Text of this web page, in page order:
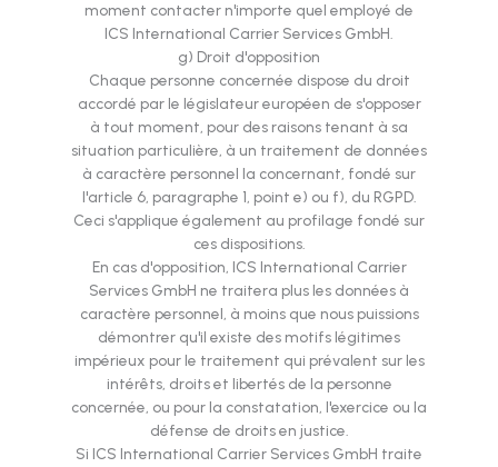
moment contacter n'importe quel employé de
ICS International Carrier Services GmbH.
g) Droit d'opposition
Chaque personne concernée dispose du droit
accordé par le législateur européen de s'opposer
à tout moment, pour des raisons tenant à sa
situation particulière, à un traitement de données
à caractère personnel la concernant, fondé sur
l'article 6, paragraphe 1, point e) ou f), du RGPD.
Ceci s'applique également au profilage fondé sur
ces dispositions.
En cas d'opposition, ICS International Carrier
Services GmbH ne traitera plus les données à
caractère personnel, à moins que nous puissions
démontrer qu'il existe des motifs légitimes
impérieux pour le traitement qui prévalent sur les
intérêts, droits et libertés de la personne
concernée, ou pour la constatation, l'exercice ou la
défense de droits en justice.
Si ICS International Carrier Services GmbH traite